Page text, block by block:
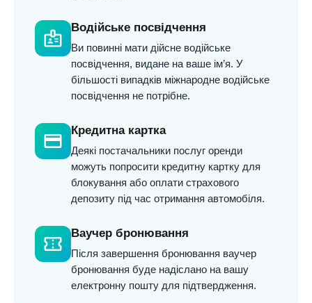
badge
Водійське посвідчення
Ви повинні мати дійсне водійське
посвідчення, видане на ваше ім’я. У
більшості випадків міжнародне водійське
посвідчення не потрібне.
credit_card
Кредитна картка
Деякі постачальники послуг оренди
можуть попросити кредитну картку для
блокування або оплати страхового
депозиту під час отримання автомобіля.
confirmation_number
Ваучер бронювання
Після завершення бронювання ваучер
бронювання буде надіслано на вашу
електронну пошту для підтвердження.